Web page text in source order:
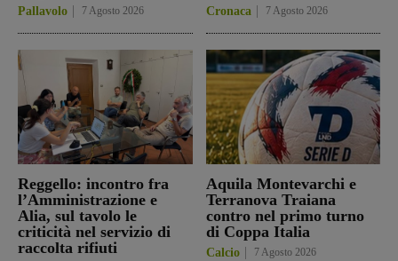
Pallavolo 7 Agosto 2026 Cronaca 7 Agosto 2026
Reggello: incontro fra
l’Amministrazione e
Alia, sul tavolo le
criticità nel servizio di
raccolta rifiuti
Aquila Montevarchi e
Terranova Traiana
contro nel primo turno
di Coppa Italia
Calcio 7 Agosto 2026